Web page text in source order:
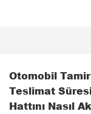
Otomobil
Teslimat
Hattını Nasıl